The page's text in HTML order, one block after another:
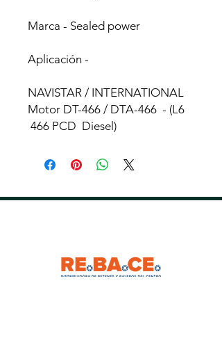
Marca - Sealed power
Aplicación -
NAVISTAR / INTERNATIONAL
Motor DT-466 / DTA-466 - (L6
466 PCD Diesel)